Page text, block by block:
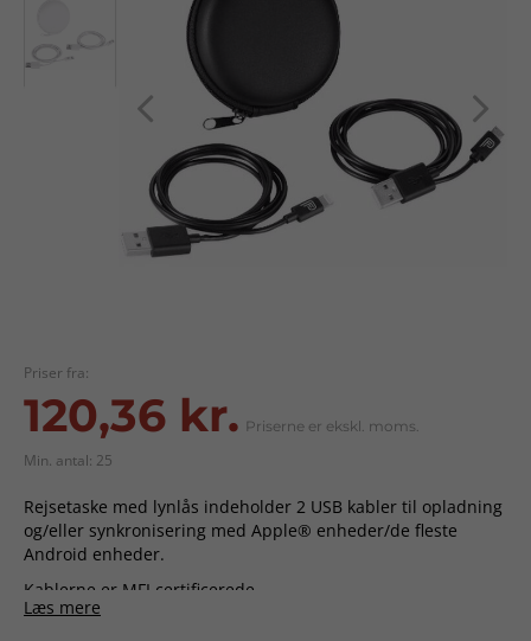
Priser fra:
120,36 kr. Priserne er ekskl. moms.
Min. antal: 25
Rejsetaske med lynlås indeholder 2 USB kabler til opladning
og/eller synkronisering med Apple® enheder/de fleste
Android enheder.
Kablerne er MFI certificerede.
Læs mere